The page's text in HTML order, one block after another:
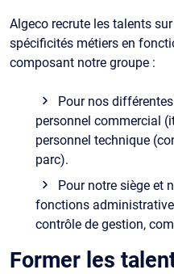
Algeco recrute les talents
spécificités métiers en
composant notre groupe :
Pour nos
personnel commercial
personnel technique
parc).
Pour notre siège et
fonctions
contrôle de gestion,
Former les